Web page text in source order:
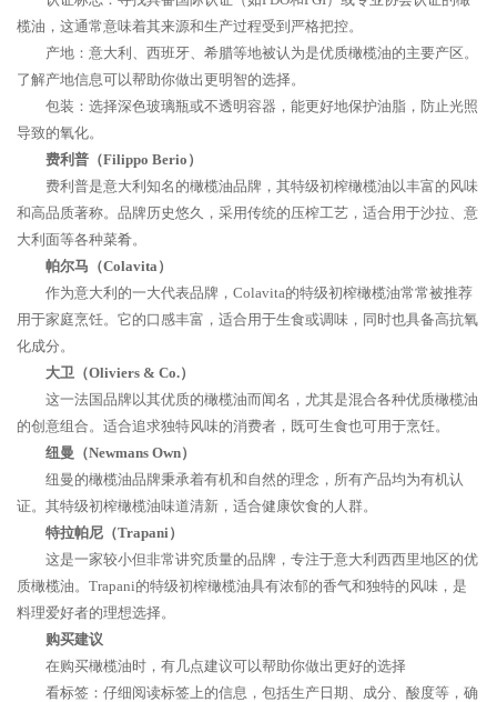
榄油，这通常意味着其来源和生产过程受到严格把控。
产地：意大利、西班牙、希腊等地被认为是优质橄榄油的主要产区。
了解产地信息可以帮助你做出更明智的选择。
包装：选择深色玻璃瓶或不透明容器，能更好地保护油脂，防止光照
导致的氧化。
费利普（Filippo Berio）
费利普是意大利知名的橄榄油品牌，其特级初榨橄榄油以丰富的风味
和高品质著称。品牌历史悠久，采用传统的压榨工艺，适合用于沙拉、意
大利面等各种菜肴。
帕尔马（Colavita）
作为意大利的一大代表品牌，Colavita的特级初榨橄榄油常常被推荐
用于家庭烹饪。它的口感丰富，适合用于生食或调味，同时也具备高抗氧
化成分。
大卫（Oliviers & Co.）
这一法国品牌以其优质的橄榄油而闻名，尤其是混合各种优质橄榄油
的创意组合。适合追求独特风味的消费者，既可生食也可用于烹饪。
纽曼（Newmans Own）
纽曼的橄榄油品牌秉承着有机和自然的理念，所有产品均为有机认
证。其特级初榨橄榄油味道清新，适合健康饮食的人群。
特拉帕尼（Trapani）
这是一家较小但非常讲究质量的品牌，专注于意大利西西里地区的优
质橄榄油。Trapani的特级初榨橄榄油具有浓郁的香气和独特的风味，是
料理爱好者的理想选择。
购买建议
在购买橄榄油时，有几点建议可以帮助你做出更好的选择
看标签：仔细阅读标签上的信息，包括生产日期、成分、酸度等，确